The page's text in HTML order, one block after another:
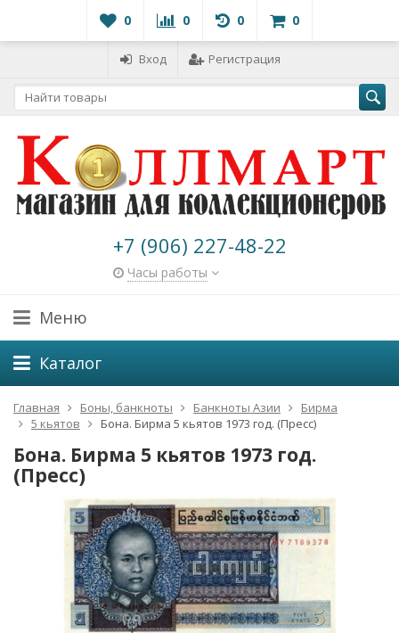
0 0 0 0
Вход Регистрация
+7 (906) 227-48-22
Часы работы
Меню
Каталог
Главная Боны, банкноты Банкноты Азии
Бирма
5 кьятов
Бона. Бирма 5 кьятов 1973 год. (Пресс)
Бона. Бирма 5 кьятов 1973 год.
(Пресс)